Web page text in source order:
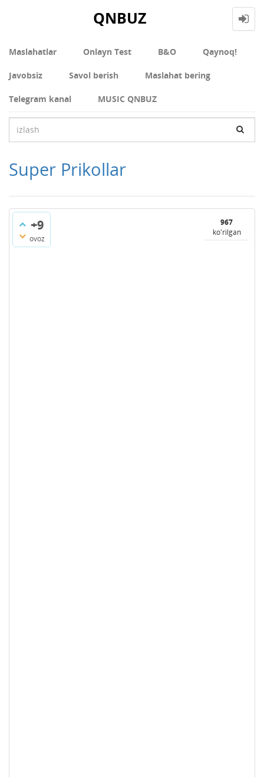
QNBUZ
Maslahatlar Onlayn Test В&О Qaynoq!
Javobsiz Savol berish Maslahat bering
Telegram kanal MUSIC QNBUZ
Super Prikollar
+9
ovoz
967
ko'rilgan